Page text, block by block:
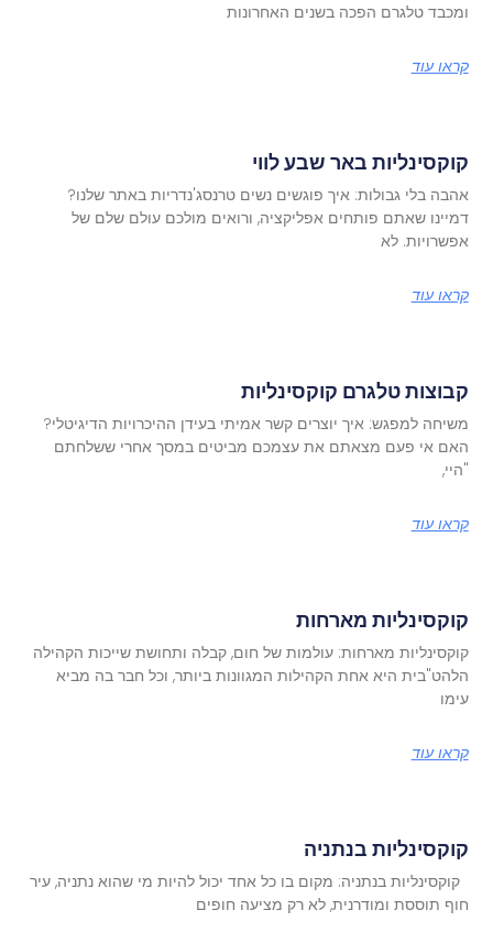
ומכבד טלגרם הפכה בשנים האחרונות
קראו עוד
קוקסינליות באר שבע לווי
אהבה בלי גבולות: איך פוגשים נשים טרנסג'נדריות באתר שלנו?
דמיינו שאתם פותחים אפליקציה, ורואים מולכם עולם שלם של
אפשרויות. לא
קראו עוד
קבוצות טלגרם קוקסינליות
משיחה למפגש: איך יוצרים קשר אמיתי בעידן ההיכרויות הדיגיטלי?
האם אי פעם מצאתם את עצמכם מביטים במסך אחרי ששלחתם
"היי,
קראו עוד
קוקסינליות מארחות
קוקסינליות מארחות: עולמות של חום, קבלה ותחושת שייכות הקהילה
הלהט"בית היא אחת הקהילות המגוונות ביותר, וכל חבר בה מביא
עימו
קראו עוד
קוקסינליות בנתניה
קוקסינליות בנתניה: מקום בו כל אחד יכול להיות מי שהוא נתניה, עיר
חוף תוססת ומודרנית, לא רק מציעה חופים